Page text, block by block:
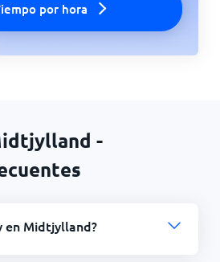
por hora
-
en Midtjylland?